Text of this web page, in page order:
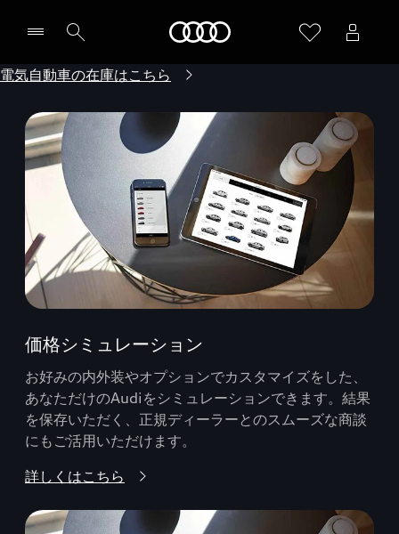
電気自動車の在庫はこちら
価格シミュレーション
お好みの内外装やオプションでカスタマイズをした、
あなただけのAudiをシミュレーションできます。結果
を保存いただく、正規ディーラーとのスムーズな商談
にもご活用いただけます。
詳しくはこちら